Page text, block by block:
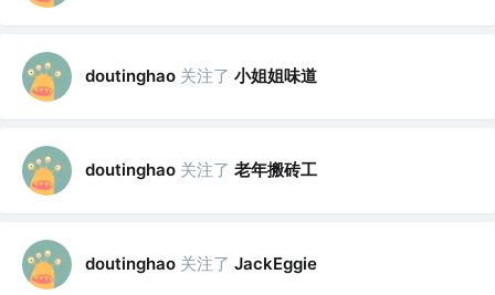
doutinghao 关注了 小姐姐味道
doutinghao 关注了 老年搬砖工
doutinghao 关注了 JackEggie